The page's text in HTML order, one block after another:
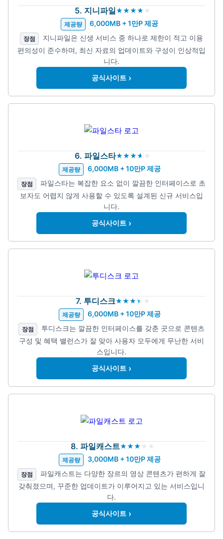
5. 지니파일
제공량 6,000MB + 1만P 제공
장점
지니파일은 신생 서비스 중 하나로 제한이 적고 이용
편의성이 준수하며, 최신 자료의 업데이트와 구성이 인상적입
니다.
공식사이트 ›
6. 파일스타
제공량 6,000MB + 10만P 제공
장점
파일스타는 복잡한 요소 없이 깔끔한 인터페이스로 초
보자도 어렵지 않게 사용할 수 있도록 설계된 신규 서비스입
니다.
공식사이트 ›
7. 투디스크
제공량 6,000MB + 10만P 제공
장점
투디스크는 깔끔한 인터페이스를 갖춘 곳으로 콘텐츠
구성 및 혜택 밸런스가 잘 맞아 사용자 모두에게 무난한 서비
스입니다.
공식사이트 ›
8. 파일캐스트
제공량 3,000MB + 10만P 제공
장점
파일캐스트는 다양한 장르의 영상 콘텐츠가 편하게 잘
갖춰졌으며, 꾸준한 업데이트가 이루어지고 있는 서비스입니
다.
공식사이트 ›